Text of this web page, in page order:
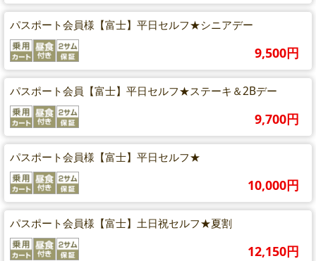
パスポート会員様【富士】平日セルフ★シニアデー
9,500円
パスポート会員【富士】平日セルフ★ステーキ＆2Bデー
9,700円
パスポート会員様【富士】平日セルフ★
10,000円
パスポート会員様【富士】土日祝セルフ★夏割
12,150円